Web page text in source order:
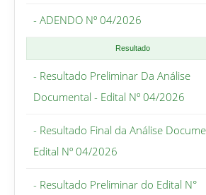
- ADENDO Nº 04/2026
Resultado
- Resultado Preliminar Da Análise
Documental - Edital Nº 04/2026
- Resultado Final da Análise
Edital Nº 04/2026
- Resultado Preliminar do Edital N°